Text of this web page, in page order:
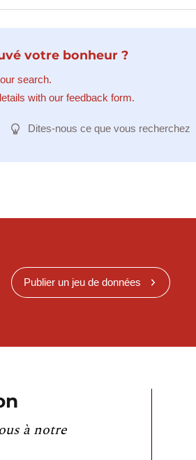
votre bonheur ?
search.
with our feedback form.
Dites-nous ce que vous recherchez
Publier un jeu de données
à notre